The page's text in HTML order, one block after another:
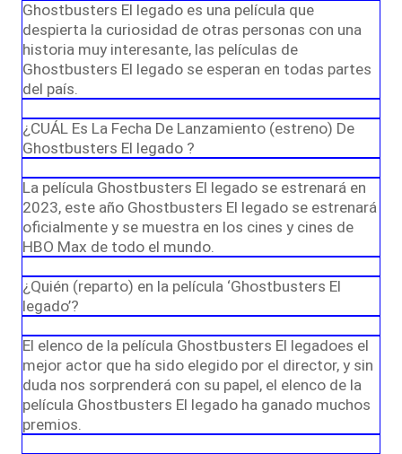
Ghostbusters El legado es una película que
despierta la curiosidad de otras personas con una
historia muy interesante, las películas de
Ghostbusters El legado se esperan en todas partes
del país.
¿CUÁL Es La Fecha De Lanzamiento (estreno) De
Ghostbusters El legado ?
La película Ghostbusters El legado se estrenará en
2023, este año Ghostbusters El legado se estrenará
oficialmente y se muestra en los cines y cines de
HBO Max de todo el mundo.
¿Quién (reparto) en la película ‘Ghostbusters El
legado’?
El elenco de la película Ghostbusters El legadoes el
mejor actor que ha sido elegido por el director, y sin
duda nos sorprenderá con su papel, el elenco de la
película Ghostbusters El legado ha ganado muchos
premios.